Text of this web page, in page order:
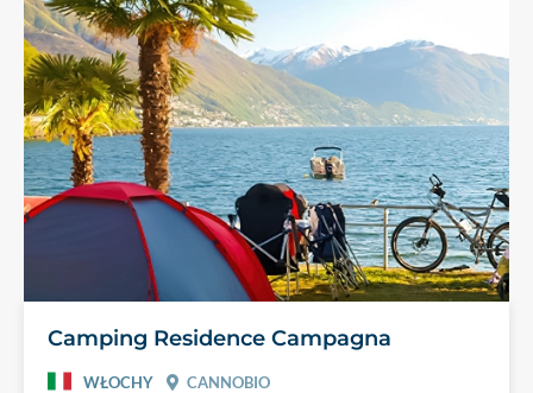
Camping Residence Campagna
WŁOCHY CANNOBIO